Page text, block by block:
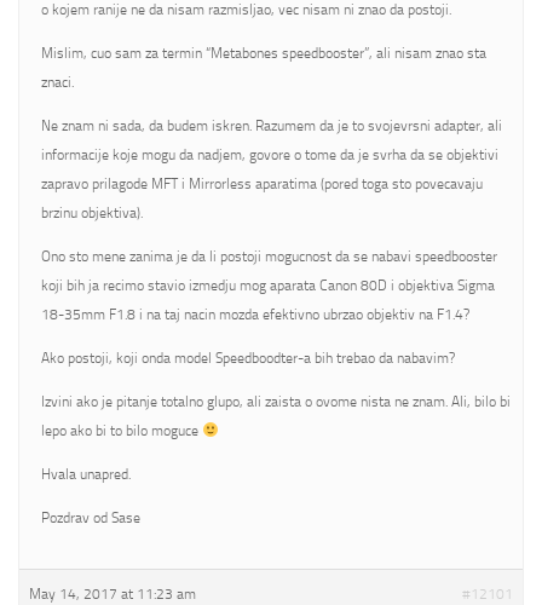
o kojem ranije ne da nisam razmisljao, vec nisam ni znao da postoji.
Mislim, cuo sam za termin “Metabones speedbooster”, ali nisam znao sta
znaci.
Ne znam ni sada, da budem iskren. Razumem da je to svojevrsni adapter, ali
informacije koje mogu da nadjem, govore o tome da je svrha da se objektivi
zapravo prilagode MFT i Mirrorless aparatima (pored toga sto povecavaju
brzinu objektiva).
Ono sto mene zanima je da li postoji mogucnost da se nabavi speedbooster
koji bih ja recimo stavio izmedju mog aparata Canon 80D i objektiva Sigma
18-35mm F1.8 i na taj nacin mozda efektivno ubrzao objektiv na F1.4?
Ako postoji, koji onda model Speedboodter-a bih trebao da nabavim?
Izvini ako je pitanje totalno glupo, ali zaista o ovome nista ne znam. Ali, bilo bi
lepo ako bi to bilo moguce
Hvala unapred.
Pozdrav od Sase
May 14, 2017 at 11:23 am #12101